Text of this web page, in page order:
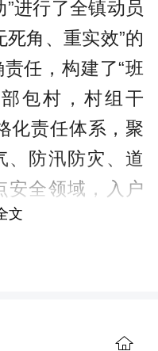
进行了全镇动员
角、重实效”的
任，构建了“班
包村，村组干
化责任体系，聚
、防汛防灾、道
安全领域，入户
。
文